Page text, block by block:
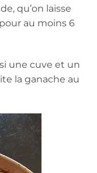
qu’on laisse
au moins 6
une cuve et un
la ganache au